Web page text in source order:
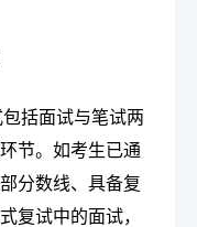
括面试与笔试两
节。如考生已通
分数线、具备复
复试中的面试，